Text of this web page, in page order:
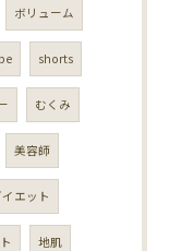
ボリューム
shorts
むくみ
美容師
イエット
地肌